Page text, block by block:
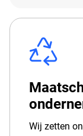
Wij zetten